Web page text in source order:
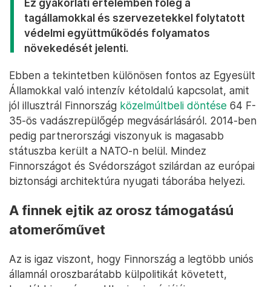
Ez gyakorlati értelemben főleg a
tagállamokkal és szervezetekkel folytatott
védelmi együttműködés folyamatos
növekedését jelenti.
Ebben a tekintetben különösen fontos az Egyesült
Államokkal való intenzív kétoldalú kapcsolat, amit
jól illusztrál Finnország közelmúltbeli döntése 64 F-
35-ös vadászrepülőgép megvásárlásáról. 2014-ben
pedig partnerországi viszonyuk is magasabb
státuszba került a NATO-n belül. Mindez
Finnországot és Svédországot szilárdan az európai
biztonsági architektúra nyugati táborába helyezi.
A finnek ejtik az orosz támogatású
atomerőművet
Az is igaz viszont, hogy Finnország a legtöbb uniós
államnál oroszbarátabb külpolitikát követett,